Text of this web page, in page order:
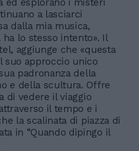
ed esplorano i misteri
a lasciarci
dalla mia musica,
lo stesso intento». Il
aggiunge che «questa
suo approccio unico
padronanza della
e della scultura. Offre
di vedere il viaggio
il tempo e i
la scalinata di piazza di
in “Quando dipingo il